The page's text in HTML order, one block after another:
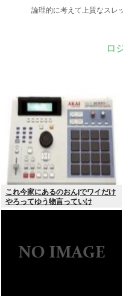
論理的に考えて上質なスレ
ロ
これ今家にあるのおんjでワイだけ
やろってゆう物言っていけ